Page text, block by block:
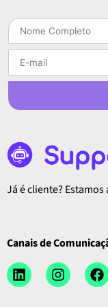
Já é cliente?
Canais de